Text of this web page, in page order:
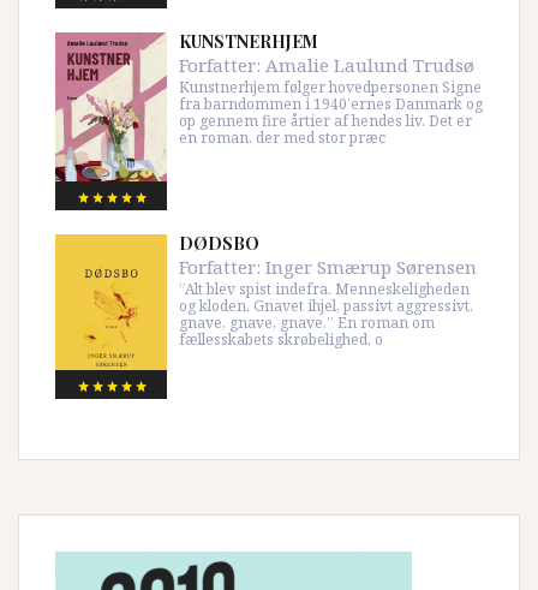
KUNSTNERHJEM
Forfatter: Amalie Laulund Trudsø
Kunstnerhjem følger hovedpersonen Signe
fra barndommen i 1940’ernes Danmark og
op gennem fire årtier af hendes liv. Det er
en roman, der med stor præc
DØDSBO
Forfatter: Inger Smærup Sørensen
”Alt blev spist indefra. Menneskeligheden
og kloden. Gnavet ihjel, passivt aggressivt,
gnave, gnave, gnave.” En roman om
fællesskabets skrøbelighed, o